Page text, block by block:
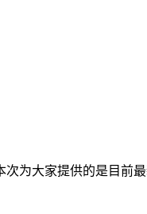
为大家提供的是目前